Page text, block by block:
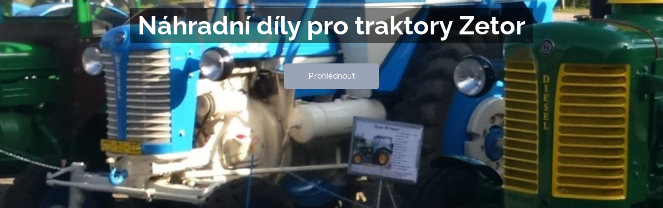
Náhradní díly pro traktory Zetor
Prohlédnout